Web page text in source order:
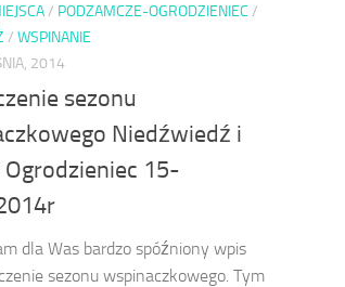
/ PODZAMCZE-OGRODZIENIEC /
/ WSPINANIE
2014
sezonu
Niedźwiedź i
Ogrodzieniec 15-
dla Was bardzo spóźniony wpis
sezonu wspinaczkowego. Tym